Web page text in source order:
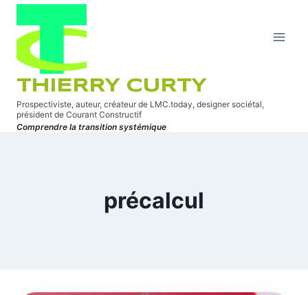
Aller
contenu
THIERRY CURTY
Prospectiviste, auteur, créateur de LMC.today, designer sociétal,
président de Courant Constructif
Comprendre la transition systémique
précalcul